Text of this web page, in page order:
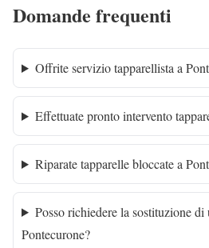
Domande frequenti
Offrite servizio tapparellista a
Effettuate pronto intervento
Riparate tapparelle bloccate a
Posso richiedere la sostituzione di
Pontecurone?